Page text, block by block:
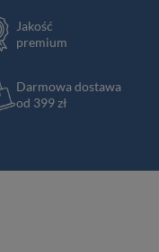
Jakość
premium
Darmowa dostawa
od 399 zł